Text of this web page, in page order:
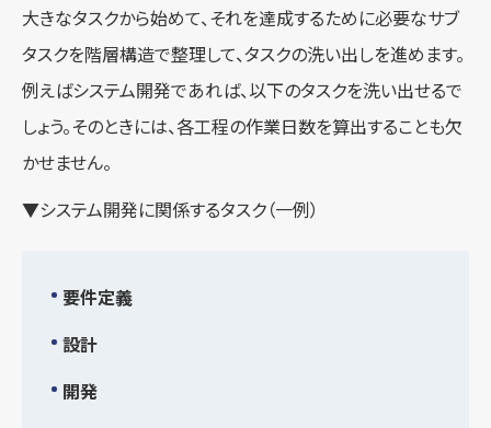
大きなタスクから始めて、それを達成するために必要なサブ
タスクを階層構造で整理して、タスクの洗い出しを進めます。
例えばシステム開発であれば、以下のタスクを洗い出せるで
しょう。そのときには、各工程の作業日数を算出することも欠
かせません。
▼システム開発に関係するタスク（一例）
要件定義
設計
開発